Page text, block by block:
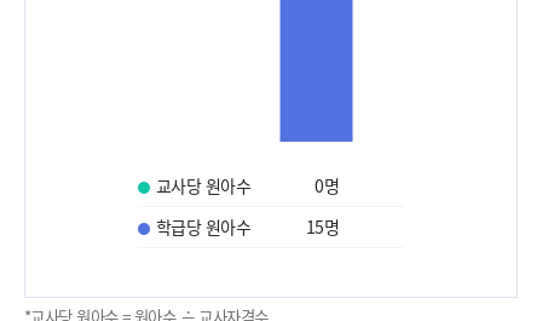
교사당 원아수 0명
학급당 원아수
15명